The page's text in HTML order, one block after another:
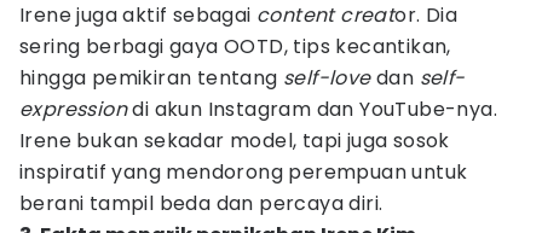
Irene juga aktif sebagai content creator. Dia
sering berbagi gaya OOTD, tips kecantikan,
hingga pemikiran tentang self-lovedan self-
expressiondi akun Instagram dan YouTube-nya.
Irene bukan sekadar model, tapi juga sosok
inspiratif yang mendorong perempuan untuk
berani tampil beda dan percaya diri.